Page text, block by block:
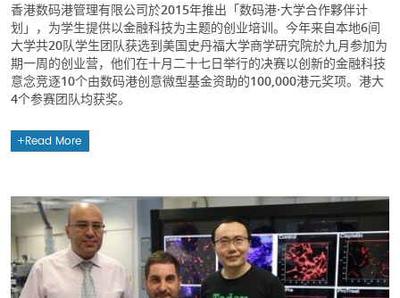
香港数码港管理有限公司於2015年推出「数码港·大学合作夥伴计
划」，为学生提供以金融科技为主题的创业培训。今年来自本地6间
大学共20队学生团队获选到美国史丹福大学商学研究院於九月参加为
期一周的创业营，他们在十月二十七日举行的决赛以创新的金融科技
意念竞逐10个由数码港创意微型基金资助的100,000港元奖项。港大
4个参赛团队均获奖。
Read More